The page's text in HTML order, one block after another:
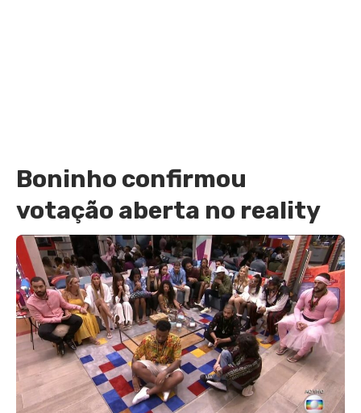
Boninho confirmou
votação aberta no reality